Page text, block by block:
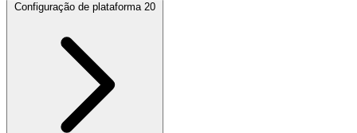
Configuração de plataforma 20